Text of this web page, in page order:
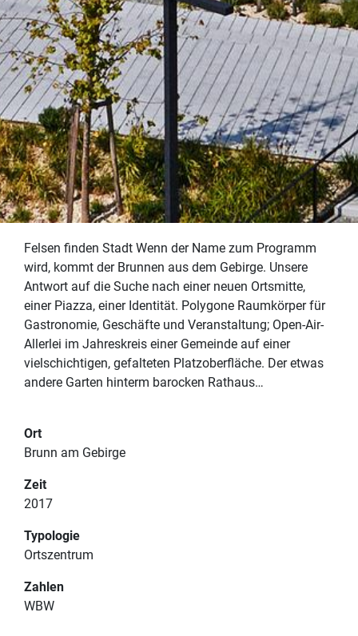
PROJEKTE
Felsen finden Stadt Wenn der Name zum Programm
wird, kommt der Brunnen aus dem Gebirge. Unsere
Antwort auf die Suche nach einer neuen Ortsmitte,
einer Piazza, einer Identität. Polygone Raumkörper für
Gastronomie, Geschäfte und Veranstaltung; Open-Air-
Allerlei im Jahreskreis einer Gemeinde auf einer
vielschichtigen, gefalteten Platzoberfläche. Der etwas
andere Garten hinterm barocken Rathaus…
Ort
Brunn am Gebirge
Zeit
2017
Typologie
Ortszentrum
Zahlen
WBW